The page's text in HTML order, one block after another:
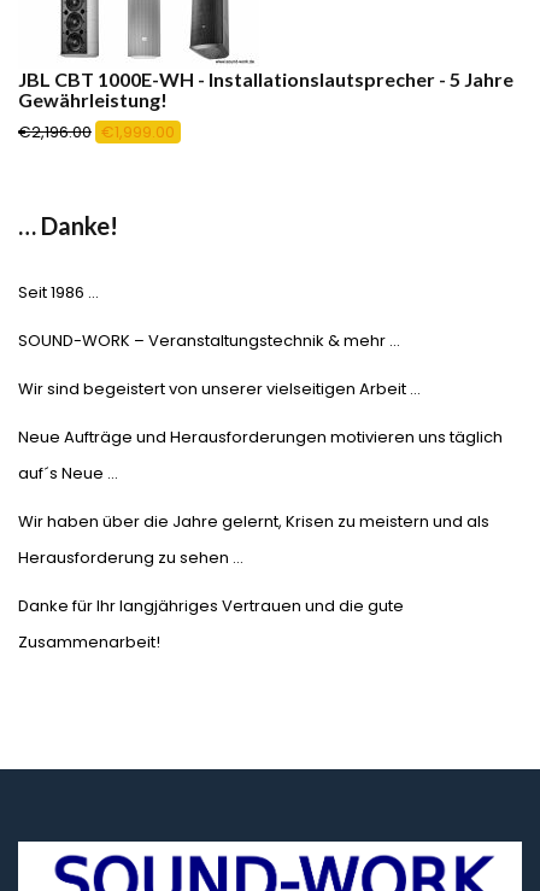
JBL CBT 1000E-WH - Installationslautsprecher - 5 Jahre
Gewährleistung!
€2,196.00Ursprünglicher
€1,999.00 Aktueller
… Danke!
Seit 1986 …
SOUND-WORK – Veranstaltungstechnik & mehr …
Wir sind begeistert von unserer vielseitigen Arbeit …
Neue Aufträge und Herausforderungen motivieren uns täglich
auf´s Neue …
Wir haben über die Jahre gelernt, Krisen zu meistern und als
Herausforderung zu sehen …
Danke für Ihr langjähriges Vertrauen und die gute
Zusammenarbeit!